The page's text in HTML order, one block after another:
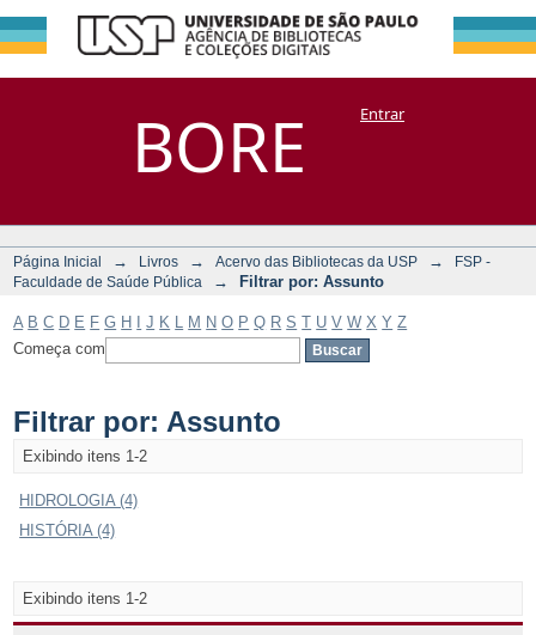
BORE
Filtrar por:
Assunto
DSpace/Manakin + CoriscoEntrar
Página Inicial → Livros → Acervo das Bibliotecas da USP →
FSP -
Faculdade de Saúde Pública
→ Filtrar por: Assunto
A B C D E F G H J K M N O P Q R S T U V W X Y Z
Começa com
Filtrar por: Assunto
Exibindo itens 1-2
HIDROLOGIA (4)
HISTÓRIA (4)
Exibindo itens 1-2